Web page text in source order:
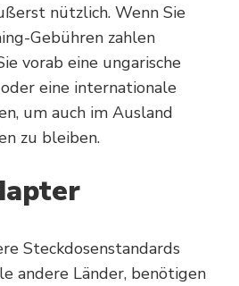
nützlich. Wenn Sie
Gebühren zahlen
vorab eine ungarische
eine internationale
um auch im Ausland
zu bleiben.
Steckdosenstandards
andere Länder, benötigen